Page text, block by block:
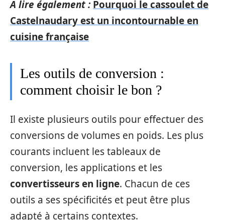
A lire également : Pourquoi le cassoulet de
Castelnaudary est un incontournable en
cuisine française
Les outils de conversion :
comment choisir le bon ?
Il existe plusieurs outils pour effectuer des
conversions de volumes en poids. Les plus
courants incluent les tableaux de
conversion, les applications et les
convertisseurs en ligne. Chacun de ces
outils a ses spécificités et peut être plus
adapté à certains contextes.